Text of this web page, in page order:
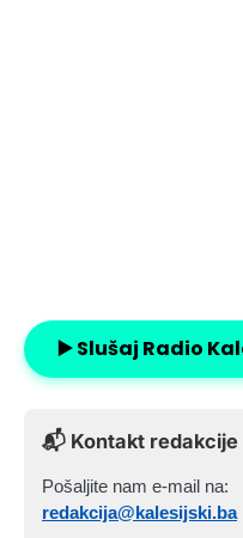
▶️ Slušaj Radio
📬 Kontakt redakcije
Pošaljite nam e-mail na:
redakcija@kalesijski.ba